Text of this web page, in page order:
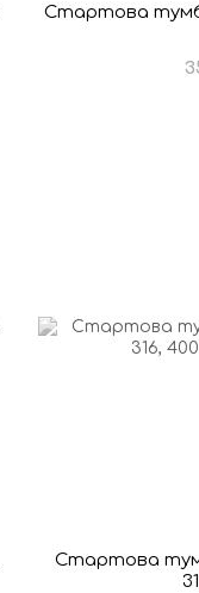
Стартова
Стартова